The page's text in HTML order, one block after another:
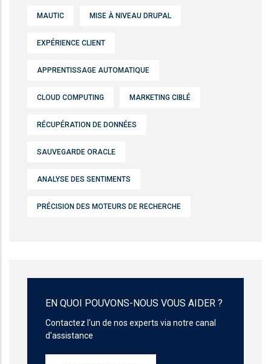
MAUTIC MISE À NIVEAU DRUPAL
EXPÉRIENCE CLIENT
APPRENTISSAGE AUTOMATIQUE
CLOUD COMPUTING MARKETING CIBLÉ
RÉCUPÉRATION DE DONNÉES
SAUVEGARDE ORACLE
ANALYSE DES SENTIMENTS
PRÉCISION DES MOTEURS DE RECHERCHE
EN QUOI POUVONS-NOUS VOUS AIDER ?
Contactez l'un de nos experts via notre canal
d'assistance